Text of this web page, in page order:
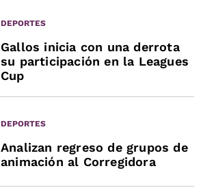
DEPORTES
Gallos inicia con una derrota
su participación en la Leagues
Cup
DEPORTES
Analizan regreso de grupos de
animación al Corregidora